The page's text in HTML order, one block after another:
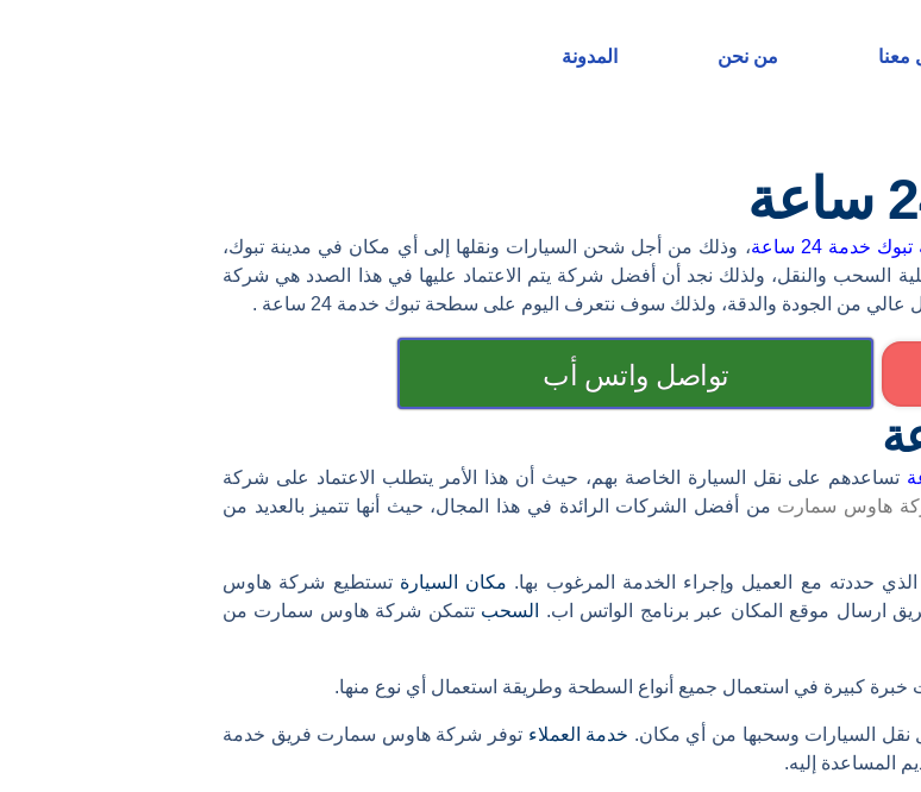
معنا من نحن المدونة
خدمة 24 ساعة
، وذلك من أجل شحن السيارات ونقلها إلى أي مكان في مدينة تبوك،
السحب والنقل، ولذلك نجد أن أفضل شركة يتم الاعتماد عليها في هذا الصدد هي شركة
من الجودة والدقة، ولذلك سوف نتعرف اليوم على سطحة تبوك خدمة 24 ساعة .
تواصل واتس أب
تساعدهم على نقل السيارة الخاصة بهم، حيث أن هذا الأمر يتطلب الاعتماد على شركة
هاوس سمارت من أفضل الشركات الرائدة في هذا المجال، حيث أنها تتميز بالعديد من
حددته مع العميل وإجراء الخدمة المرغوب بها. مكان السيارة تستطيع شركة هاوس
ارسال موقع المكان عبر برنامج الواتس اب.
السحب تتمكن شركة هاوس سمارت من
كبيرة في استعمال جميع أنواع السطحة وطريقة استعمال أي نوع منها.
نقل السيارات وسحبها من أي مكان. خدمة العملاء توفر شركة هاوس سمارت فريق خدمة
المساعدة إليه.